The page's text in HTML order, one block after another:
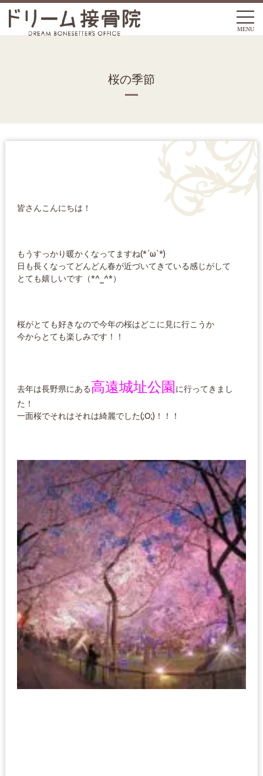
MENU
桜の季節
皆さんこんにちは！
もうすっかり暖かくなってますね(*´ω`*)
日も長くなってどんどん春が近づいてきている感じがして
とても嬉しいです（*^_^*）
桜がとても好きなので今年の桜はどこに見に行こうか
今からとても楽しみです！！
去年は長野県にある高遠城址公園 に行ってきまし
た！
一面桜でそれはそれは綺麗でした(;O;)！！！